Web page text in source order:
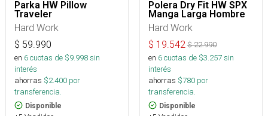
Parka HW Pillow
Traveler
Hard Work
$ 59.990
en 6cuotas de $9.998sin
interés
ahorras $2.400 por
transferencia.
Disponible
Polera Dry Fit HW SPX
Manga Larga Hombre
Hard Work
$ 19.542 $22.990
en 6cuotas de $3.257sin
interés
ahorras $780 por
transferencia.
Disponible